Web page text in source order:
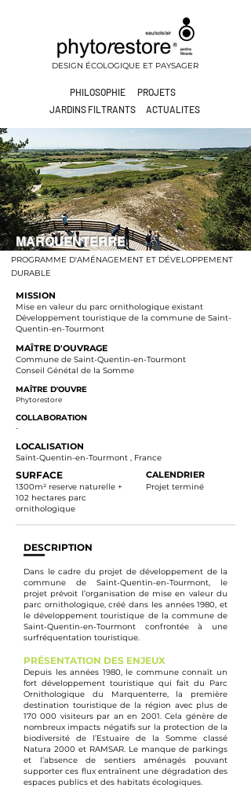
DESIGN ÉCOLOGIQUE ET PAYSAGER
PHILOSOPHIE
PROJETS
JARDINS FILTRANTS
ACTUALITES
MARQUENTERRE
PROGRAMME D'AMÉNAGEMENT ET DÉVELOPPEMENT
DURABLE
MISSION
Mise en valeur du parc ornithologique existant
Développement touristique de la commune de Saint-
Quentin-en-Tourmont
MAÎTRE D'OUVRAGE
Commune de Saint-Quentin-en-Tourmont
Conseil Génétal de la Somme
MAÎTRE D'OUVRE
Phytorestore
COLLABORATION
-
LOCALISATION
Saint-Quentin-en-Tourmont , France
SURFACE
1300m² reserve naturelle +
102 hectares parc
ornithologique
CALENDRIER
Projet terminé
DESCRIPTION
Dans le cadre du projet de développement de la
commune de Saint-Quentin-en-Tourmont, le
projet prévoit l’organisation de mise en valeur du
parc ornithologique, créé dans les années 1980, et
le développement touristique de la commune de
Saint-Quentin-en-Tourmont confrontée à une
surfréquentation touristique.
PRÉSENTATION DES ENJEUX
Depuis les années 1980, le commune connaît un
fort développement touristique qui fait du Parc
Ornithologique du Marquenterre, la première
destination touristique de la région avec plus de
170 000 visiteurs par an en 2001. Cela génère de
nombreux impacts négatifs sur la protection de la
biodiversité de l’Estuaire de la Somme classé
Natura 2000 et RAMSAR. Le manque de parkings
et l’absence de sentiers aménagés pouvant
supporter ces flux entraînent une dégradation des
espaces publics et des habitats écologiques.